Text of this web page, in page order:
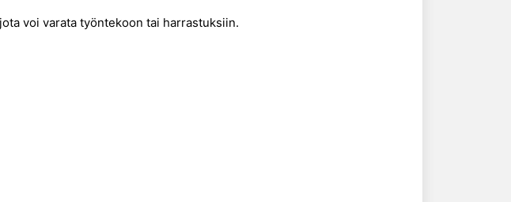
voi varata työntekoon tai harrastuksiin.